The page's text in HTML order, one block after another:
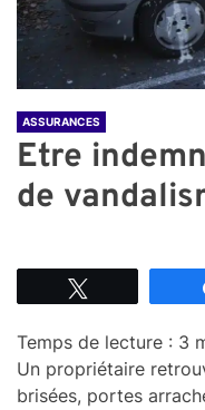
ASSURANCES
Etre
de
Temps de lecture : 3
Un propriétaire
brisées, portes